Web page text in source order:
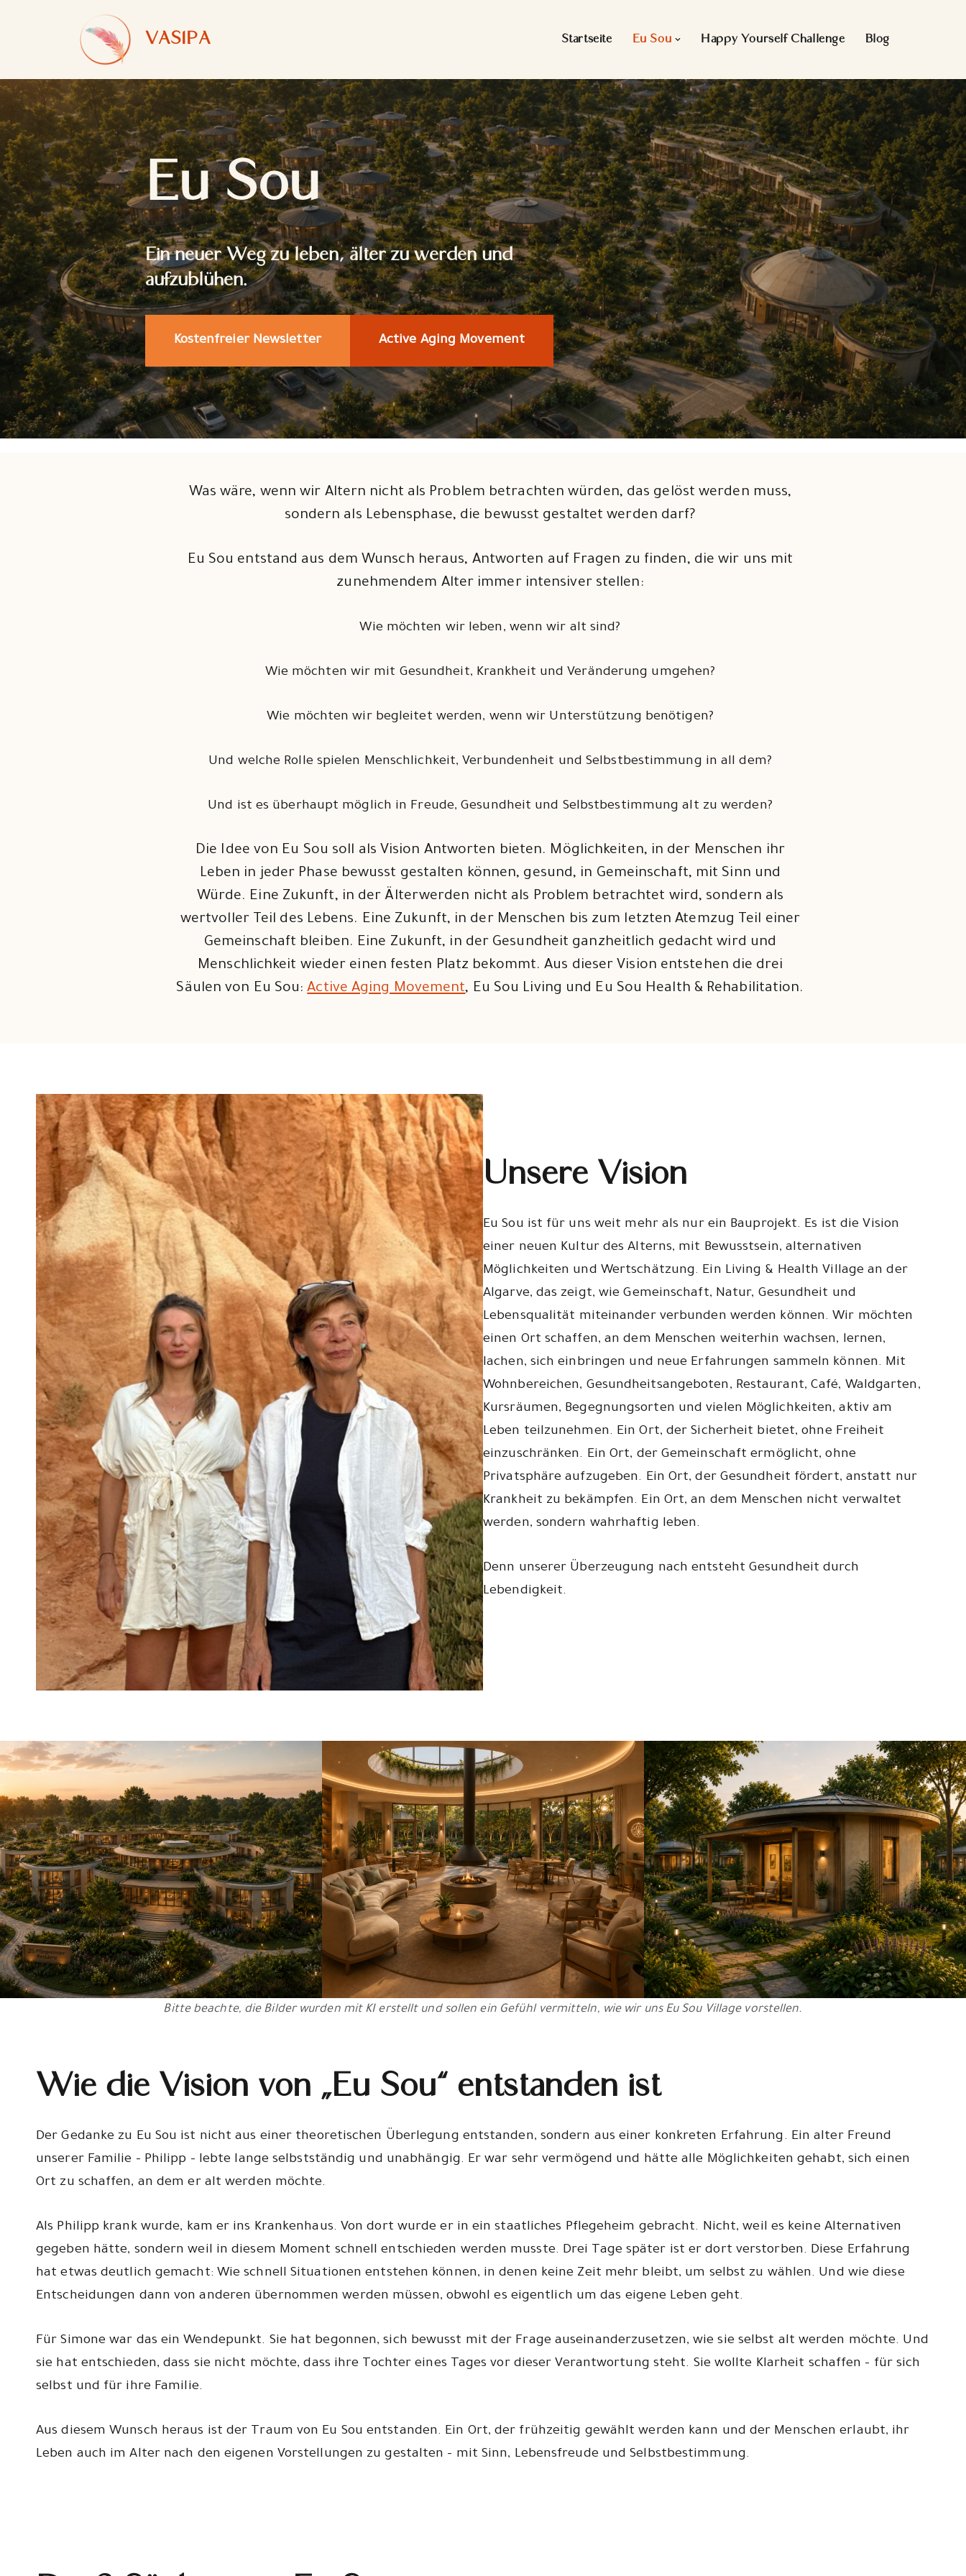
springen
VASIPA Startseite Eu Sou Happy Yourself Challenge Blog
Eu Sou
Ein neuer Weg zu leben, älter zu werden und
aufzublühen.
Kostenfreier Newsletter Active Aging Movement
Was wäre, wenn wir Altern nicht als Problem betrachten würden, das gelöst werden muss,
sondern als Lebensphase, die bewusst gestaltet werden darf?
Eu Sou entstand aus dem Wunsch heraus, Antworten auf Fragen zu finden, die wir uns mit
zunehmendem Alter immer intensiver stellen:
Wie möchten wir leben, wenn wir alt sind?
Wie möchten wir mit Gesundheit, Krankheit und Veränderung umgehen?
Wie möchten wir begleitet werden, wenn wir Unterstützung benötigen?
Und welche Rolle spielen Menschlichkeit, Verbundenheit und Selbstbestimmung in all dem?
Und ist es überhaupt möglich in Freude, Gesundheit und Selbstbestimmung alt zu werden?
Die Idee von Eu Sou soll als Vision Antworten bieten. Möglichkeiten, in der Menschen ihr
Leben in jeder Phase bewusst gestalten können, gesund, in Gemeinschaft, mit Sinn und
Würde. Eine Zukunft, in der Älterwerden nicht als Problem betrachtet wird, sondern als
wertvoller Teil des Lebens. Eine Zukunft, in der Menschen bis zum letzten Atemzug Teil einer
Gemeinschaft bleiben. Eine Zukunft, in der Gesundheit ganzheitlich gedacht wird und
Menschlichkeit wieder einen festen Platz bekommt. Aus dieser Vision entstehen die drei
Säulen von Eu Sou:Active Aging Movement, Eu Sou Living und Eu Sou Health & Rehabilitation.
Unsere Vision
Eu Sou ist für uns weit mehr als nur ein Bauprojekt. Es ist die Vision
einer neuen Kultur des Alterns, mit Bewusstsein, alternativen
Möglichkeiten und Wertschätzung. Ein Living & Health Village an der
Algarve, das zeigt, wie Gemeinschaft, Natur, Gesundheit und
Lebensqualität miteinander verbunden werden können. Wir möchten
einen Ort schaffen, an dem Menschen weiterhin wachsen, lernen,
lachen, sich einbringen und neue Erfahrungen sammeln können. Mit
Wohnbereichen, Gesundheitsangeboten, Restaurant, Café, Waldgarten,
Kursräumen, Begegnungsorten und vielen Möglichkeiten, aktiv am
Leben teilzunehmen. Ein Ort, der Sicherheit bietet, ohne Freiheit
einzuschränken. Ein Ort, der Gemeinschaft ermöglicht, ohne
Privatsphäre aufzugeben. Ein Ort, der Gesundheit fördert, anstatt nur
Krankheit zu bekämpfen. Ein Ort, an dem Menschen nicht verwaltet
werden, sondern wahrhaftig leben.
Denn unserer Überzeugung nach entsteht Gesundheit durch
Lebendigkeit.
Bitte beachte, die Bilder wurden mit KI erstellt und sollen ein Gefühl vermitteln, wie wir uns Eu Sou Village vorstellen.
Wie die Vision von „Eu Sou“ entstanden ist
Der Gedanke zu Eu Sou ist nicht aus einer theoretischen Überlegung entstanden, sondern aus einer konkreten Erfahrung. Ein alter Freund
unserer Familie – Philipp – lebte lange selbstständig und unabhängig. Er war sehr vermögend und hätte alle Möglichkeiten gehabt, sich einen
Ort zu schaffen, an dem er alt werden möchte.
Als Philipp krank wurde, kam er ins Krankenhaus. Von dort wurde er in ein staatliches Pflegeheim gebracht. Nicht, weil es keine Alternativen
gegeben hätte, sondern weil in diesem Moment schnell entschieden werden musste. Drei Tage später ist er dort verstorben. Diese Erfahrung
hat etwas deutlich gemacht: Wie schnell Situationen entstehen können, in denen keine Zeit mehr bleibt, um selbst zu wählen. Und wie diese
Entscheidungen dann von anderen übernommen werden müssen, obwohl es eigentlich um das eigene Leben geht.
Für Simone war das ein Wendepunkt. Sie hat begonnen, sich bewusst mit der Frage auseinanderzusetzen, wie sie selbst alt werden möchte. Und
sie hat entschieden, dass sie nicht möchte, dass ihre Tochter eines Tages vor dieser Verantwortung steht. Sie wollte Klarheit schaffen – für sich
selbst und für ihre Familie.
Aus diesem Wunsch heraus ist der Traum von Eu Sou entstanden. Ein Ort, der frühzeitig gewählt werden kann und der Menschen erlaubt, ihr
Leben auch im Alter nach den eigenen Vorstellungen zu gestalten – mit Sinn, Lebensfreude und Selbstbestimmung.